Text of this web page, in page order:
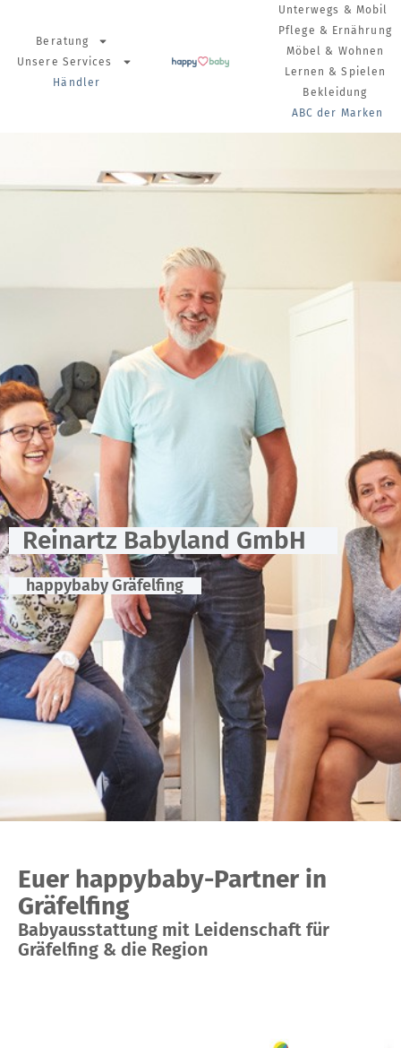
Beratung
Unsere Services
Händler
Unterwegs & Mobil
Pflege & Ernährung
Möbel & Wohnen
Lernen & Spielen
Bekleidung
ABC der Marken
Reinartz Babyland GmbH
happybaby Gräfelfing
Euer happybaby-Partner in
Gräfelfing
Babyausstattung mit Leidenschaft für
Gräfelfing & die Region